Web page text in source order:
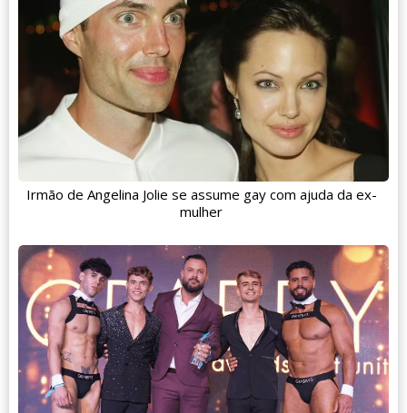
Irmão de Angelina Jolie se assume gay com ajuda da ex-
mulher